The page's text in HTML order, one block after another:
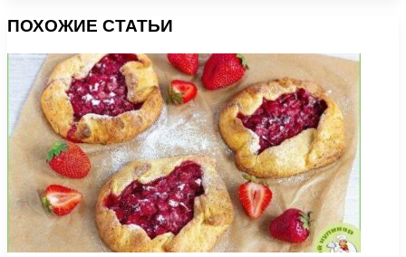
ПОХОЖИЕ СТАТЬИ